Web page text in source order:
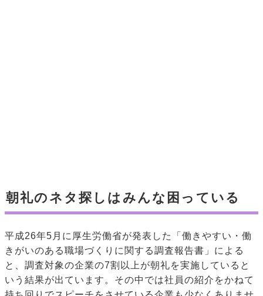
朝礼のネタ探しはみんな困っている
平成26年5月に厚生労働省が発表した「働きやすい・働
きがいのある職場づくりに関する調査報告書」による
と、調査対象の企業の7割以上が朝礼を実施していると
いう結果が出ています。その中では社員の紹介をかねて